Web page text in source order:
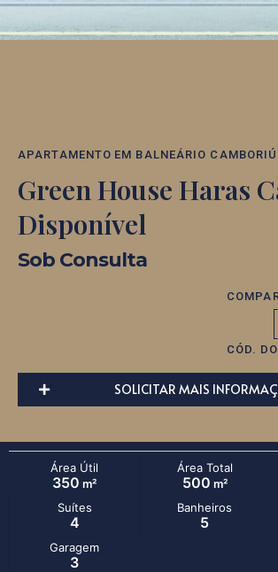
APARTAMENTO EM BALNEÁRIO CAMBORIÚ
Green House Haras
Disponível
Sob Consulta
CÓD.
SOLICITAR MAIS
Área Útil
350 m²
Área Total
500 m²
Suítes
4
Banheiros
5
Garagem
3